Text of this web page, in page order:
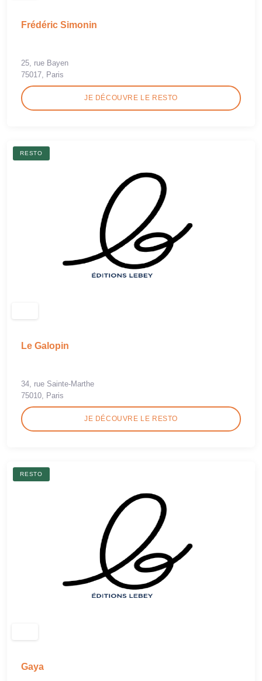
Frédéric Simonin
25, rue Bayen
75017, Paris
JE DÉCOUVRE LE RESTO
RESTO
Le Galopin
34, rue Sainte-Marthe
75010, Paris
JE DÉCOUVRE LE RESTO
RESTO
Gaya